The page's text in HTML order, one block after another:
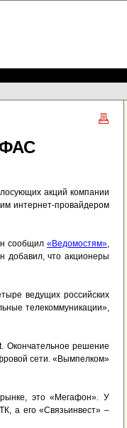
ФАС
акций компании
интернет-провайдером
сообщил «Ведомостям»,
добавил, что акционеры
ведущих российских
телекоммуникации»,
Окончательное решение
сети. «Вымпелком»
это «Мегафон». У
а его «Связьинвест» –